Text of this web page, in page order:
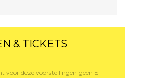
& TICKETS
voor deze voorstellingen geen E-